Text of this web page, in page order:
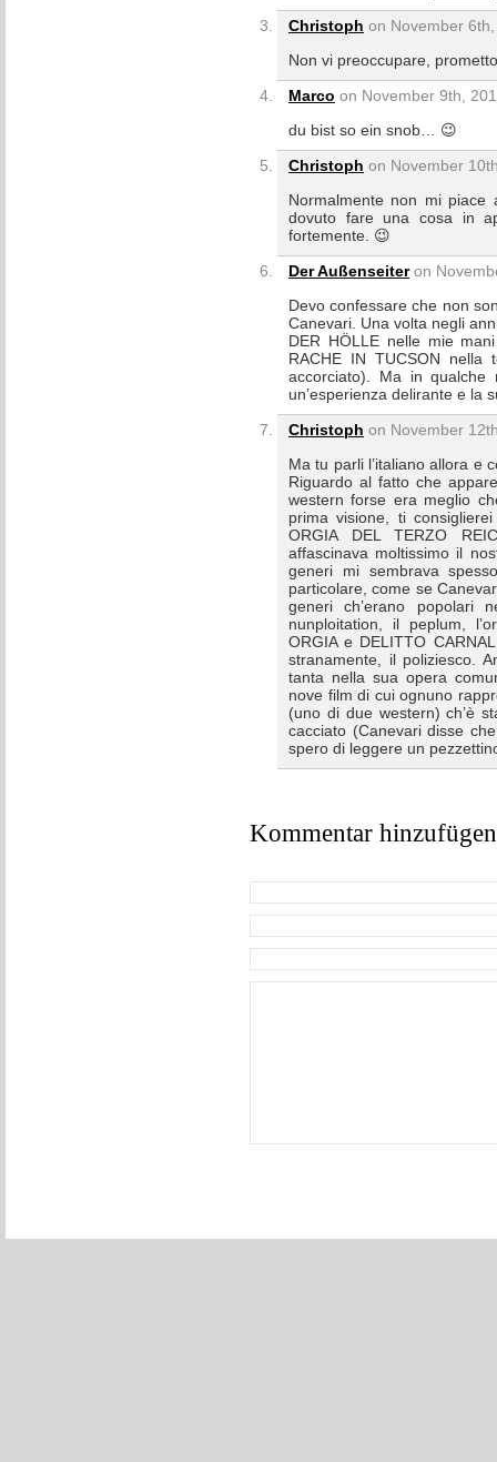
Christoph on November
Non vi preoccupare,
Marco on November 9th,
du bist so ein snob… 😉
Christoph on November
Normalmente non mi
dovuto fare una cosa in
fortemente. 😉
Der Außenseiteron
Devo confessare che non
Canevari. Una volta negli
DER HÖLLE nelle mie
RACHE IN TUCSON nella
accorciato). Ma in
un’esperienza delirante e la
Christoph on November
Ma tu parli l’italiano allora e
Riguardo al fatto che
western forse era meglio
prima visione, ti
ORGIA DEL TERZO
affascinava moltissimo il
generi mi sembrava
particolare, come se
generi ch’erano popolari
nunploitation, il peplum,
ORGIA e DELITTO
stranamente, il poliziesco.
tanta nella sua opera
nove film di cui ognuno
(uno di due western) ch’è
cacciato (Canevari disse
spero di leggere un
Kommentar hinzufügen